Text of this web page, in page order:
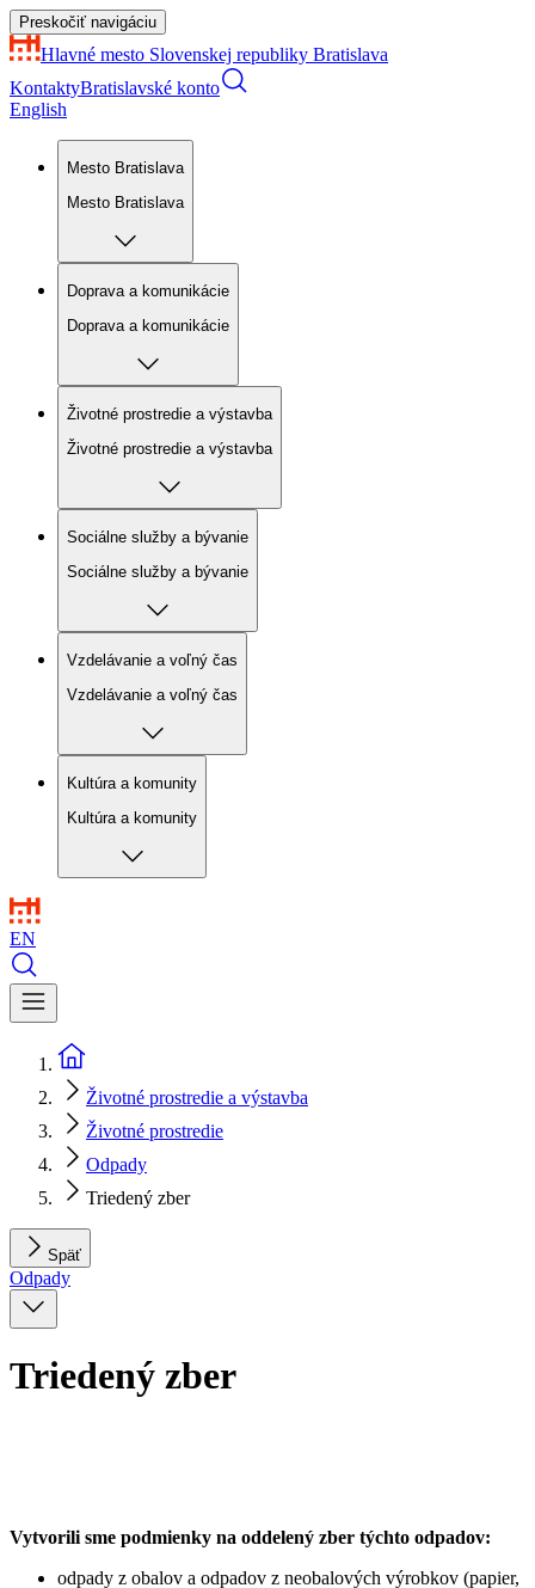
Preskočiť navigáciu
Hlavné mesto Slovenskej republiky Bratislava
KontaktyBratislavské konto
English
Mesto Bratislava
Mesto Bratislava
Doprava a komunikácie
Doprava a komunikácie
Životné prostredie a výstavba
Životné prostredie a výstavba
Sociálne služby a bývanie
Sociálne služby a bývanie
Vzdelávanie a voľný čas
Vzdelávanie a voľný čas
Kultúra a komunity
Kultúra a komunity
EN
Životné prostredie a výstavba
Životné prostredie
Odpady
Triedený zber
Späť
Odpady
Triedený zber
Vytvorili sme podmienky na oddelený zber týchto odpadov:
odpady z obalov a odpadov z neobalových výrobkov (papier,